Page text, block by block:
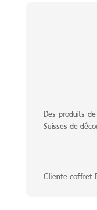
Des produits
Suisses de
Cliente coffret